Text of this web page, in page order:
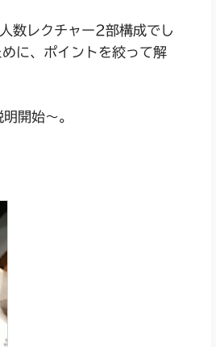
数レクチャー2部構成でし
に、ポイントを絞って解
開始～。